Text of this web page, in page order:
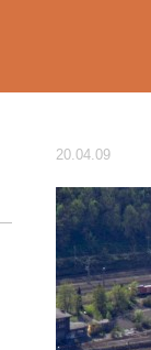
20.04.09